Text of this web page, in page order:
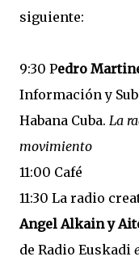
siguiente:
9:30 Pedro
Información y
Habana Cuba. La
movimiento
11:00 Café
11:30 La radio
Angel Alkain y
de Radio Euskadi